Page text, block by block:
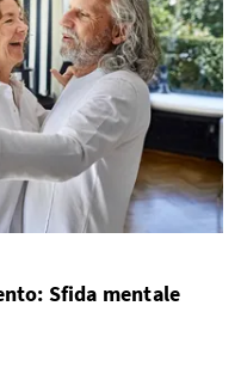
Sfida mentale